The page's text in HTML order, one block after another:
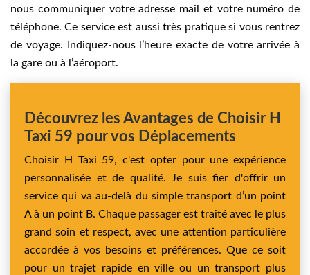
nous communiquer votre adresse mail et votre numéro de
téléphone. Ce service est aussi très pratique si vous rentrez
de voyage. Indiquez-nous l’heure exacte de votre arrivée à
la gare ou à l’aéroport.
Découvrez les Avantages de Choisir H
Taxi 59 pour vos Déplacements
Choisir H Taxi 59, c'est opter pour une expérience
personnalisée et de qualité. Je suis fier d'offrir un
service qui va au-delà du simple transport d’un point
A à un point B. Chaque passager est traité avec le plus
grand soin et respect, avec une attention particulière
accordée à vos besoins et préférences. Que ce soit
pour un trajet rapide en ville ou un transport plus